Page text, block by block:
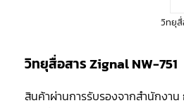
วิทยุสื่
วิทยุสื่อสาร Zignal NW-751
สินค้าผ่านการรับรองจากสำนักงา